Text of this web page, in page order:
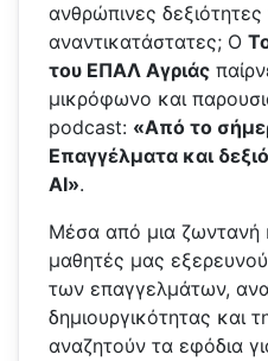
ανθρώπινες
αναντικατάστατες; Ο
του ΕΠΑΛ Αγριάς
μικρόφωνο και
podcast: «Από το
Επαγγέλματα και
AI».
Μέσα από μια ζωντανή
μαθητές μας
των επαγγελμάτων,
δημιουργικότητας και
αναζητούν τα εφόδια